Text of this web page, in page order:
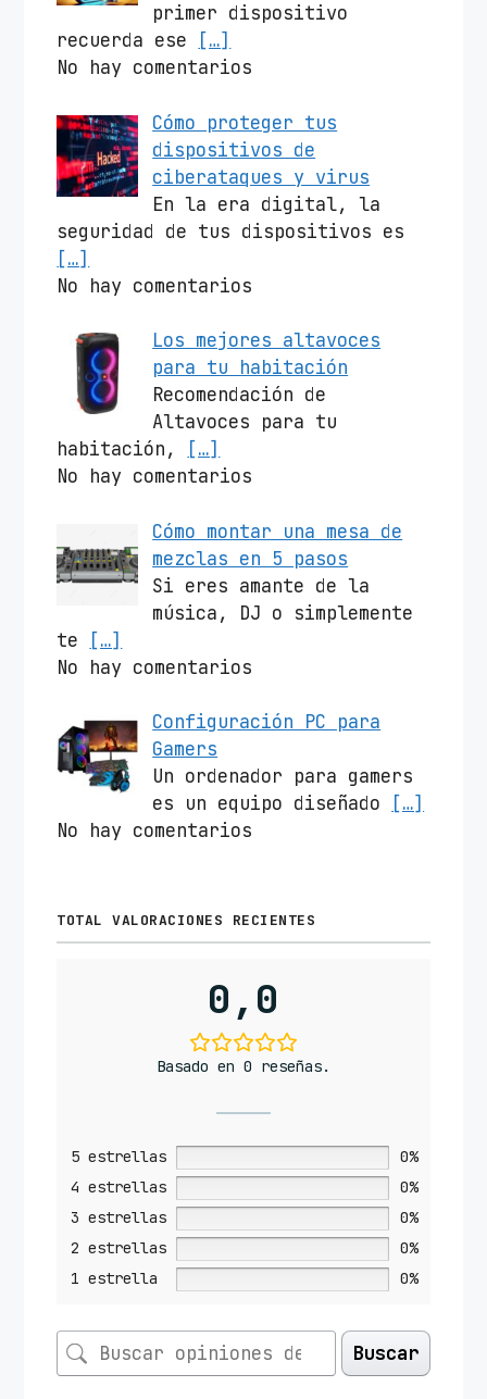
primer dispositivo
recuerda ese
[…]
No hay comentarios
Cómo proteger tus
dispositivos de
ciberataques y virus
En la era digital, la
seguridad de tus dispositivos es
[…]
No hay comentarios
Los mejores altavoces
para tu habitación
Recomendación de
Altavoces para tu
habitación,
[…]
No hay comentarios
Cómo montar una mesa de
mezclas en 5 pasos
Si eres amante de la
música, DJ o simplemente
te
[…]
No hay comentarios
Configuración PC para
Gamers
Un ordenador para gamers
es un equipo diseñado
[…]
No hay comentarios
TOTAL VALORACIONES RECIENTES
0,0
Basado en 0 reseñas.
5 estrellas
0%
4 estrellas
0%
3 estrellas
0%
2 estrellas
0%
1 estrella
0%
Buscar